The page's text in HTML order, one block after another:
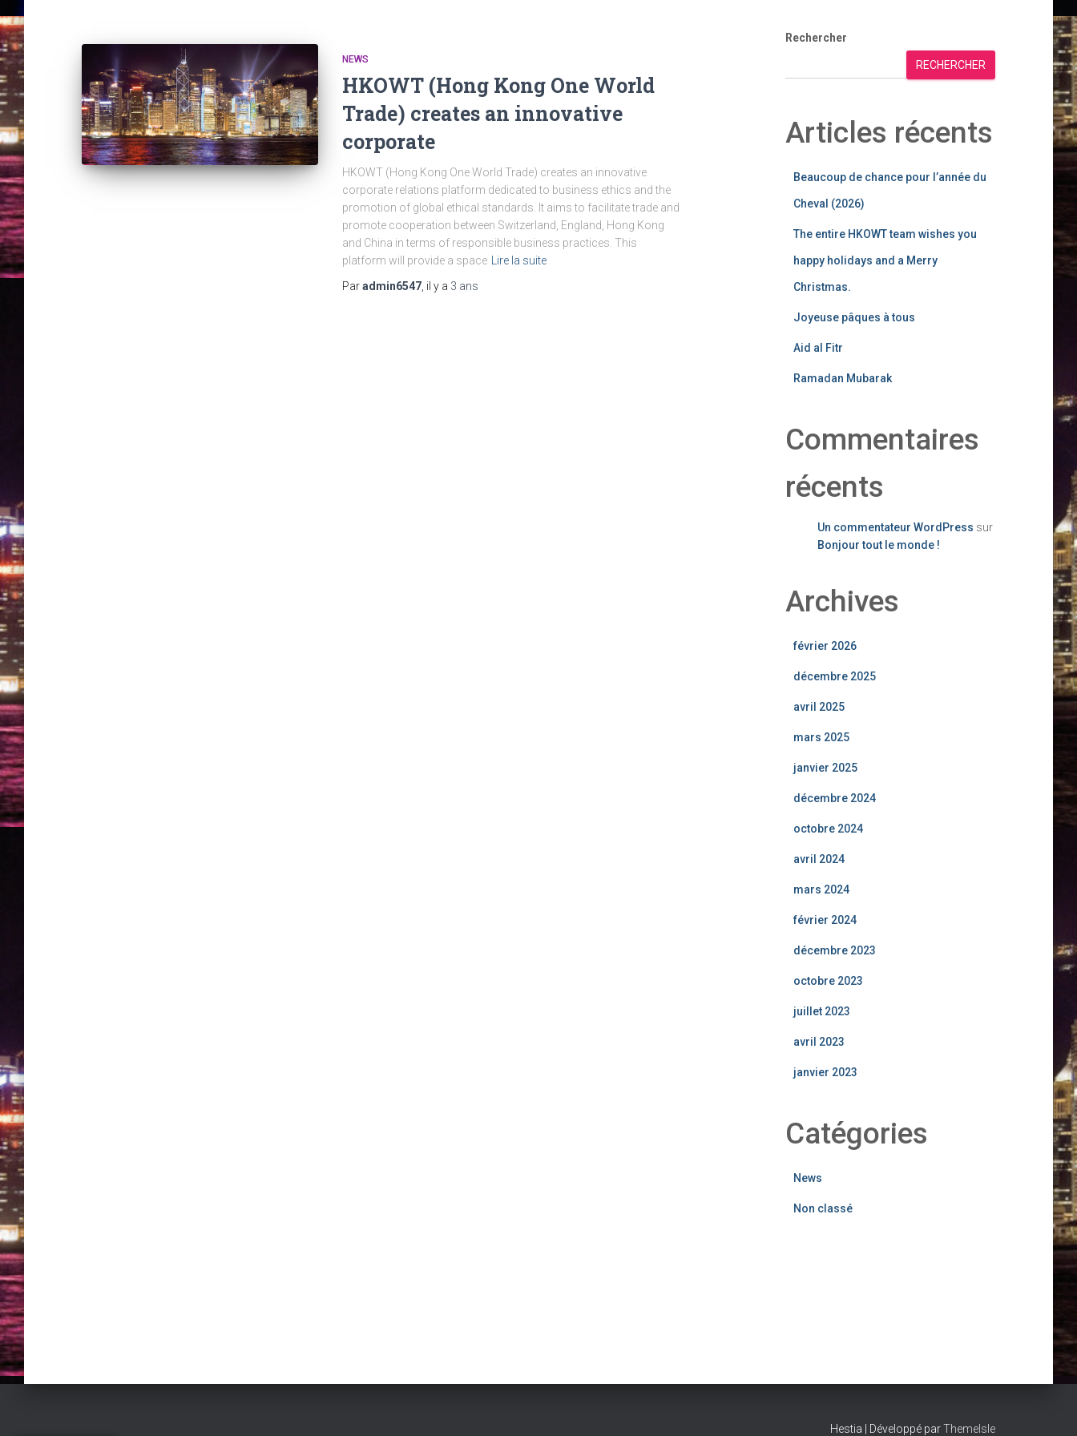
NEWS
HKOWT (Hong Kong One World
Trade) creates an innovative
corporate
HKOWT (Hong Kong One World Trade) creates an innovative
corporate relations platform dedicated to business ethics and the
promotion of global ethical standards. It aims to facilitate trade and
promote cooperation between Switzerland, England, Hong Kong
and China in terms of responsible business practices. This
platform will provide a space
Lire la suite
Paradmin6547 , il y a 3 ans
Rechercher
RECHERCHER
Articles récents
Beaucoup de chance pour l’année du
Cheval (2026)
The entire HKOWT team wishes you
happy holidays and a Merry
Christmas.
Joyeuse pâques à tous
Aid al Fitr
Ramadan Mubarak
Commentaires
récents
Un commentateur WordPress sur
Bonjour tout le monde !
Archives
février 2026
décembre 2025
avril 2025
mars 2025
janvier 2025
décembre 2024
octobre 2024
avril 2024
mars 2024
février 2024
décembre 2023
octobre 2023
juillet 2023
avril 2023
janvier 2023
Catégories
News
Non classé
Hestia | Développé parThemeIsle